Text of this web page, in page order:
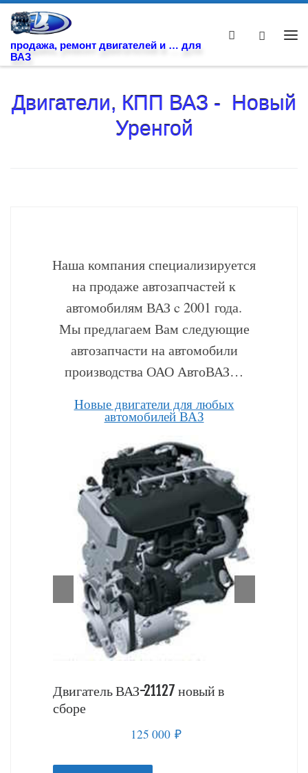
Skip to content
продажа, ремонт двигателей и … для
ВАЗ
Search
Двигатели, КПП ВАЗ - Новый
Уренгой
Наша компания специализируется
на продаже автозапчастей к
автомобилям ВАЗ c 2001 года.
Мы предлагаем Вам следующие
автозапчасти на автомобили
производства ОАО АвтоВАЗ…
Hовые двигатели для любых
автомобилей ВАЗ
Двигатель ВАЗ-21127 новый в
сборе
125 000 ₽